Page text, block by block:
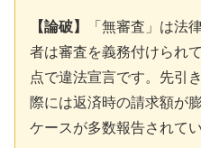
【論破】
「無審査」は法
者は審査を義務付けられ
点で違法宣言です。先引
際には返済時の請求額が
ケースが多数報告されてい